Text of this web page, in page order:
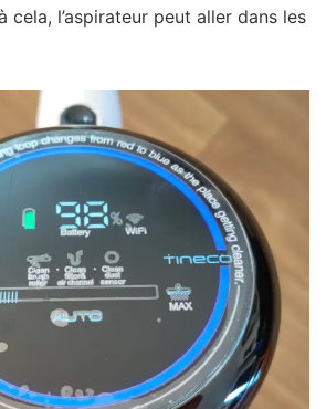
cela, l’aspirateur peut aller dans les